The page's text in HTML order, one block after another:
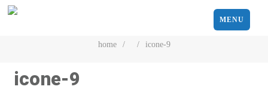
MENU
home / / icone-9
icone-9